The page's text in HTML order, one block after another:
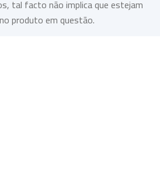
tal facto não implica que estejam
produto em questão.